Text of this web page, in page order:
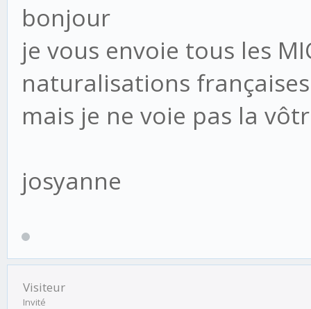
bonjour
je vous envoie tous les
naturalisations françaises
mais je ne voie pas la
josyanne
Visiteur
Invité